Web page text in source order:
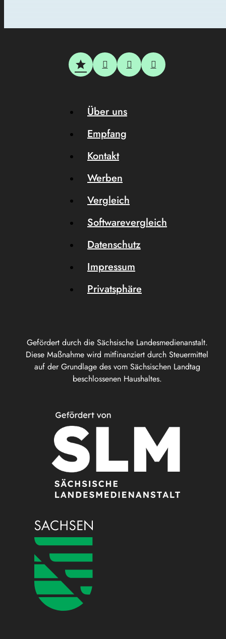
Gefördert durch die Sächsische Landesmedienanstalt.
Diese Maßnahme wird mitfinanziert durch Steuermittel
auf der Grundlage des vom Sächsischen Landtag
beschlossenen Haushaltes.
Über uns
Empfang
Kontakt
Werben
Vergleich
Softwarevergleich
Datenschutz
Impressum
Privatsphäre